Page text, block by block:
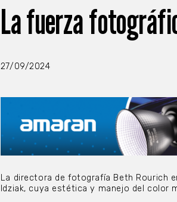
La fuerza
27/09/2024
La directora de fotografía Beth Rourich
Idziak, cuya estética y manejo del color